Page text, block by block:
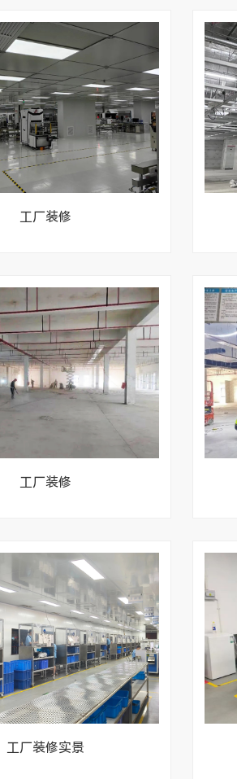
钢结构阁楼/雨棚/铁皮房
工厂装修
工厂装修
工厂装修实景